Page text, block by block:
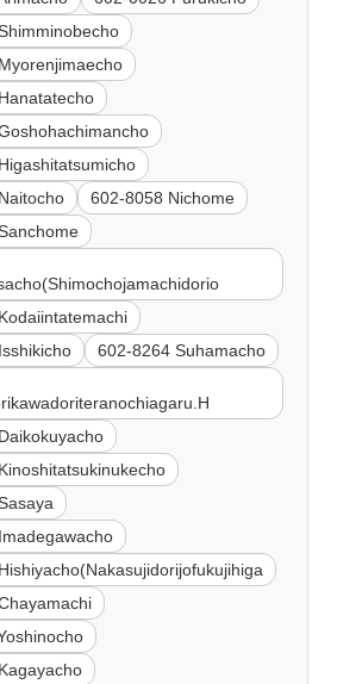
602-8058 Nichome
602-8264 Suhamacho